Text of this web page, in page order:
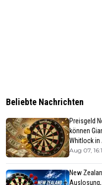
Beliebte Nachrichten
Preisgeld
können
Whitlock in
Aug 07,
New